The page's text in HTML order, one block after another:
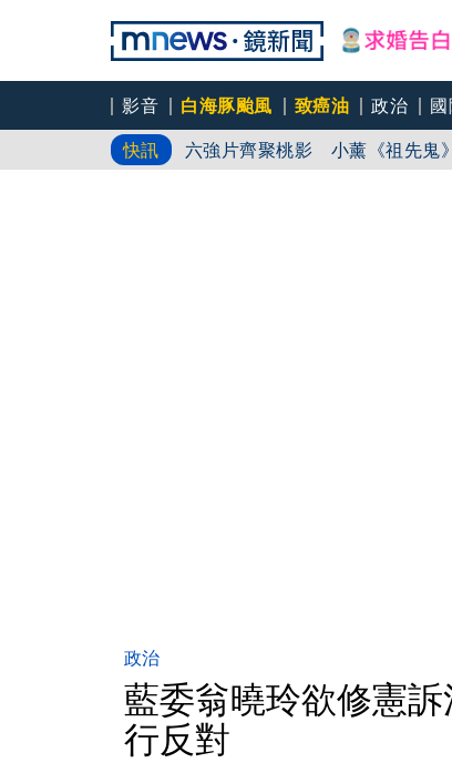
影音 白海豚颱風 致癌油 政治
快訊
前時力黨魁表態「反對刪公視
六強片齊聚桃影 小薰《祖先
慈濟買BNT遇詐！藍白昔嗆政
政治
藍委翁曉玲欲修憲
行反對